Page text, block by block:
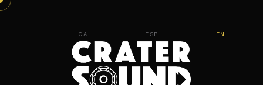
Skip
CA ESP EN